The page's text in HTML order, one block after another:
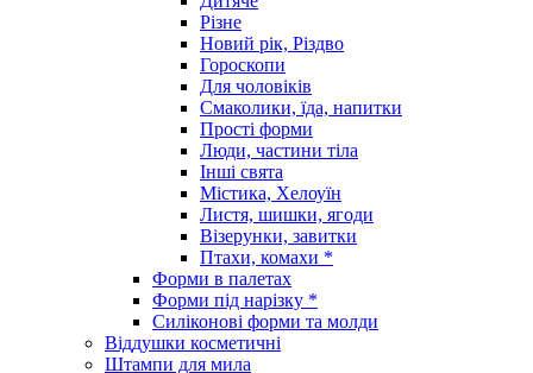
Різне
Новий рік, Різдво
Гороскопи
Для чоловіків
Смаколики, їда, напитки
Прості форми
Люди, частини тіла
Інші свята
Містика, Хелоуїн
Листя, шишки, ягоди
Візерунки, завитки
Птахи, комахи *
Форми в палетах
Форми під нарізку *
Силіконові форми та молди
Віддушки косметичні
Штампи для мила